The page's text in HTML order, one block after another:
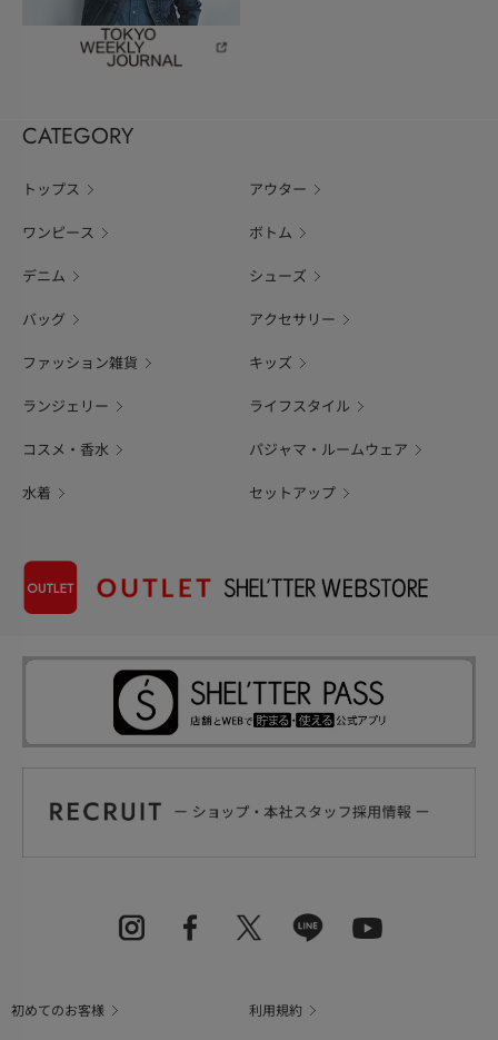
CATEGORY
トップス アウター
ワンピース ボトム
デニム シューズ
バッグ アクセサリー
ファッション雑貨 キッズ
ランジェリー ライフスタイル
コスメ・香水 パジャマ・ルームウェア
水着 セットアップ
初めてのお客様 利用規約